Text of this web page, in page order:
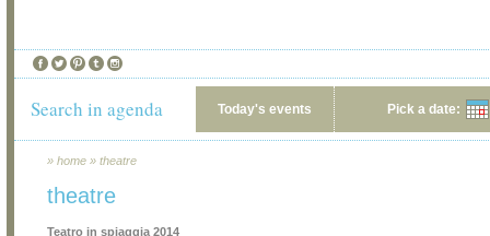
Search in agenda Today's events Pick a date:
» home » theatre
theatre
Teatro in spiaggia 2014